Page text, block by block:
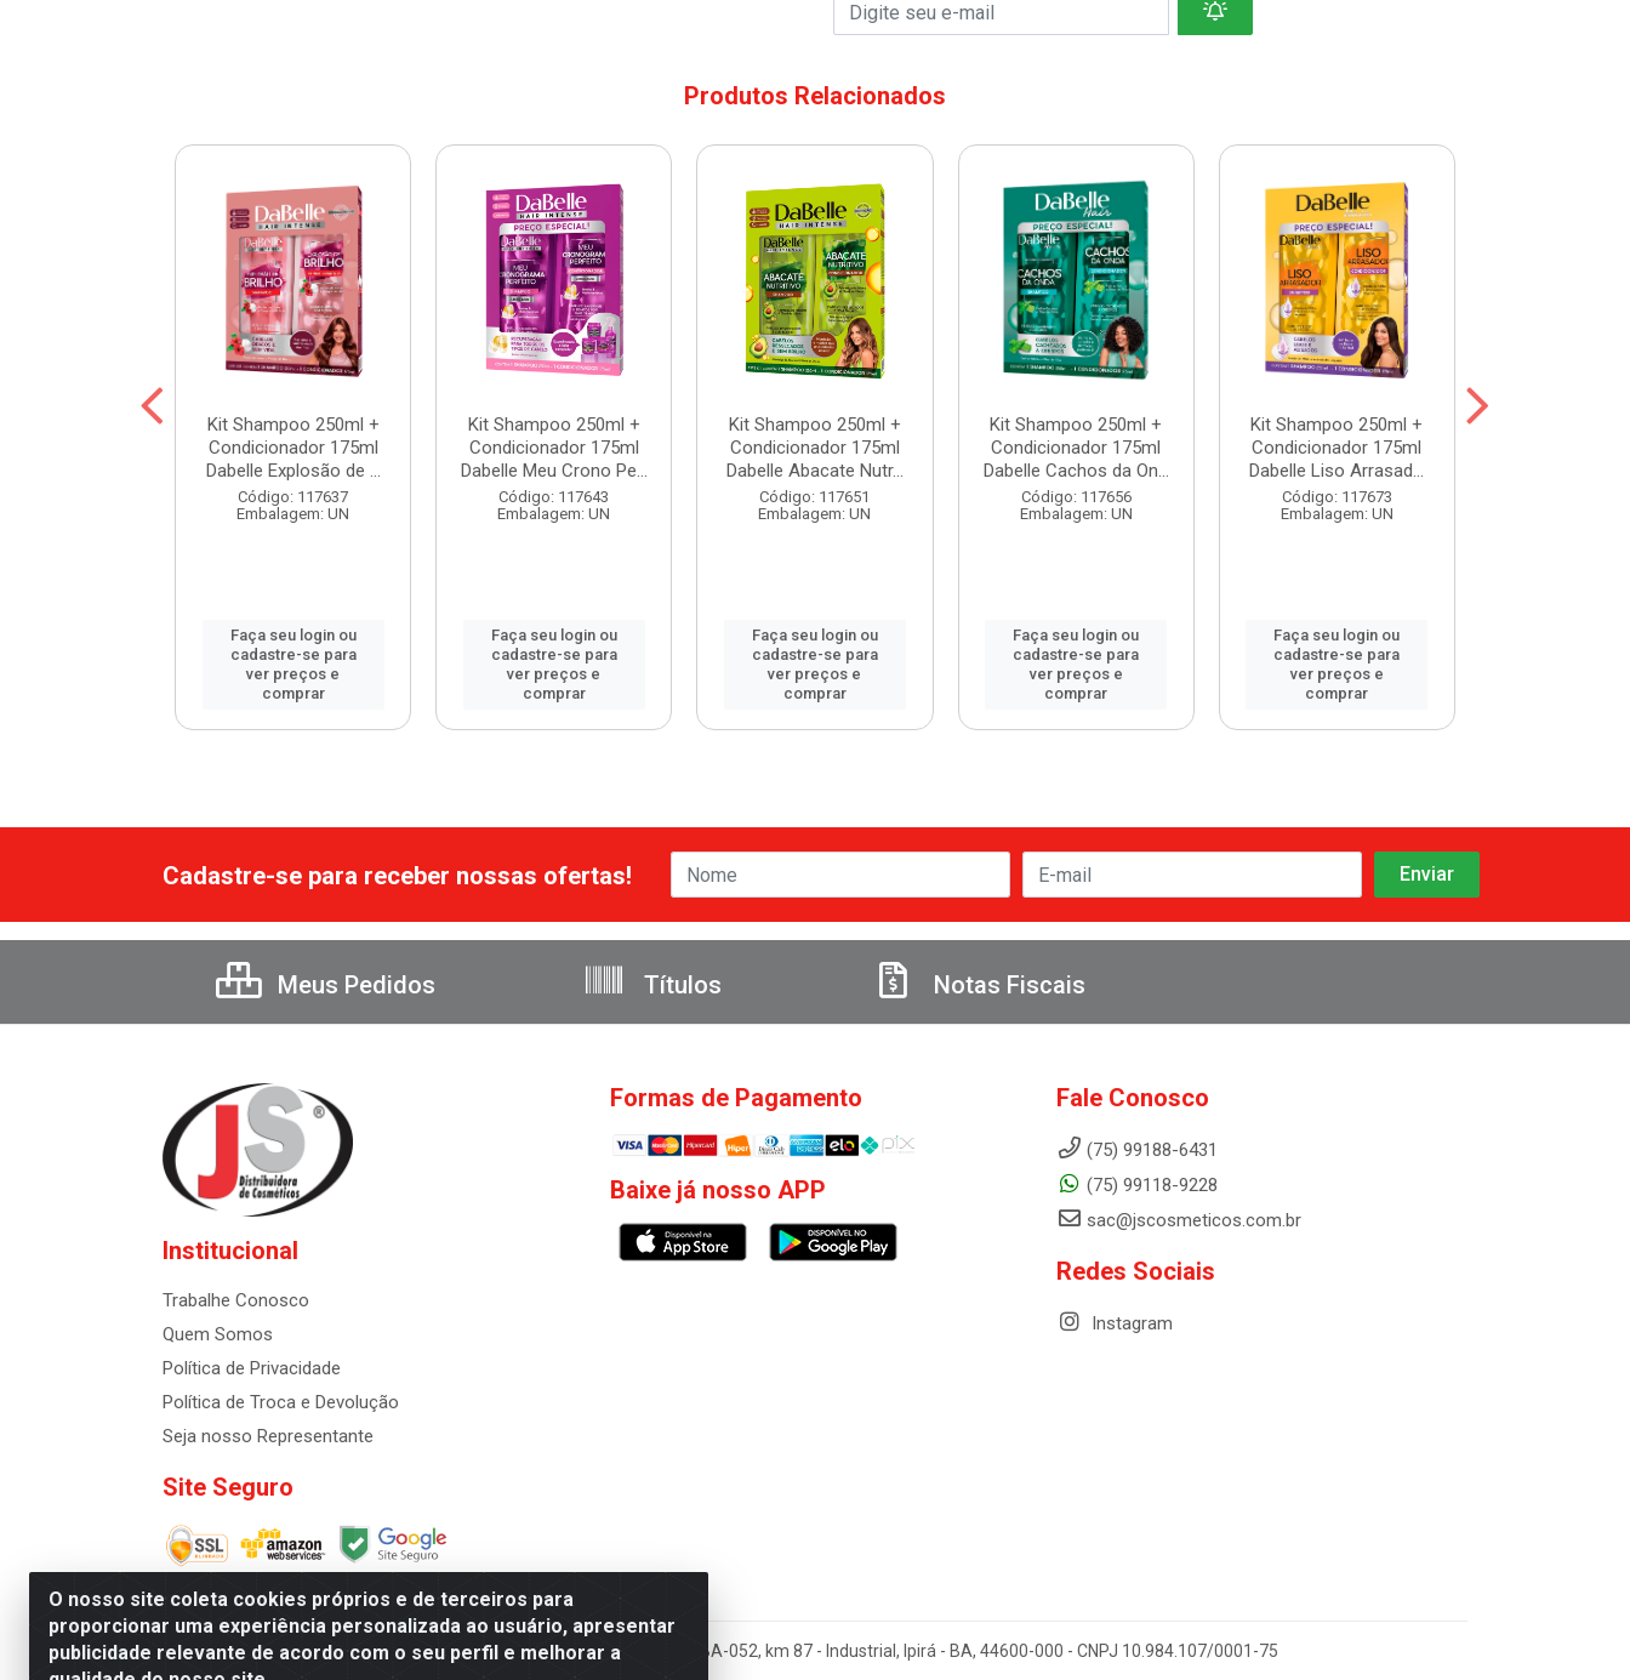
Produtos Relacionados
Kit Shampoo 250ml +
Condicionador 175ml
Dabelle Explosão de ...
Código: 117637
Embalagem: UN
Faça seu login ou
cadastre-se para
ver preços e
comprar
Kit Shampoo 250ml +
Condicionador 175ml
Dabelle Meu Crono Pe...
Código: 117643
Embalagem: UN
Faça seu login ou
cadastre-se para
ver preços e
comprar
Kit Shampoo 250ml +
Condicionador 175ml
Dabelle Abacate Nutr...
Código: 117651
Embalagem: UN
Faça seu login ou
cadastre-se para
ver preços e
comprar
Kit Shampoo 250ml +
Condicionador 175ml
Dabelle Cachos da On...
Código: 117656
Embalagem: UN
Faça seu login ou
cadastre-se para
ver preços e
comprar
Kit Shampoo 250ml +
Condicionador 175ml
Dabelle Liso Arrasad...
Código: 117673
Embalagem: UN
Faça seu login ou
cadastre-se para
ver preços e
comprar
O nosso site coleta cookies próprios e de terceiros para
proporcionar uma experiência personalizada ao usuário, apresentar
publicidade relevante de acordo com o seu perfil e melhorar a
Cadastre-se para receber nossas ofertas!
Meus Pedidos Títulos Notas Fiscais
Institucional
Trabalhe Conosco
Quem Somos
Política de Privacidade
Política de Troca e Devolução
Seja nosso Representante
Site Seguro
Formas de Pagamento
Baixe já nosso APP
Fale Conosco
(75) 99188-6431
(75) 99118-9228
sac@jscosmeticos.com.br
Redes Sociais
Instagram
Distribuidora de Cosméticos Antoneto LTDA - BA-052, km 87 - Industrial, Ipirá - BA, 44600-000 - CNPJ 10.984.107/0001-75